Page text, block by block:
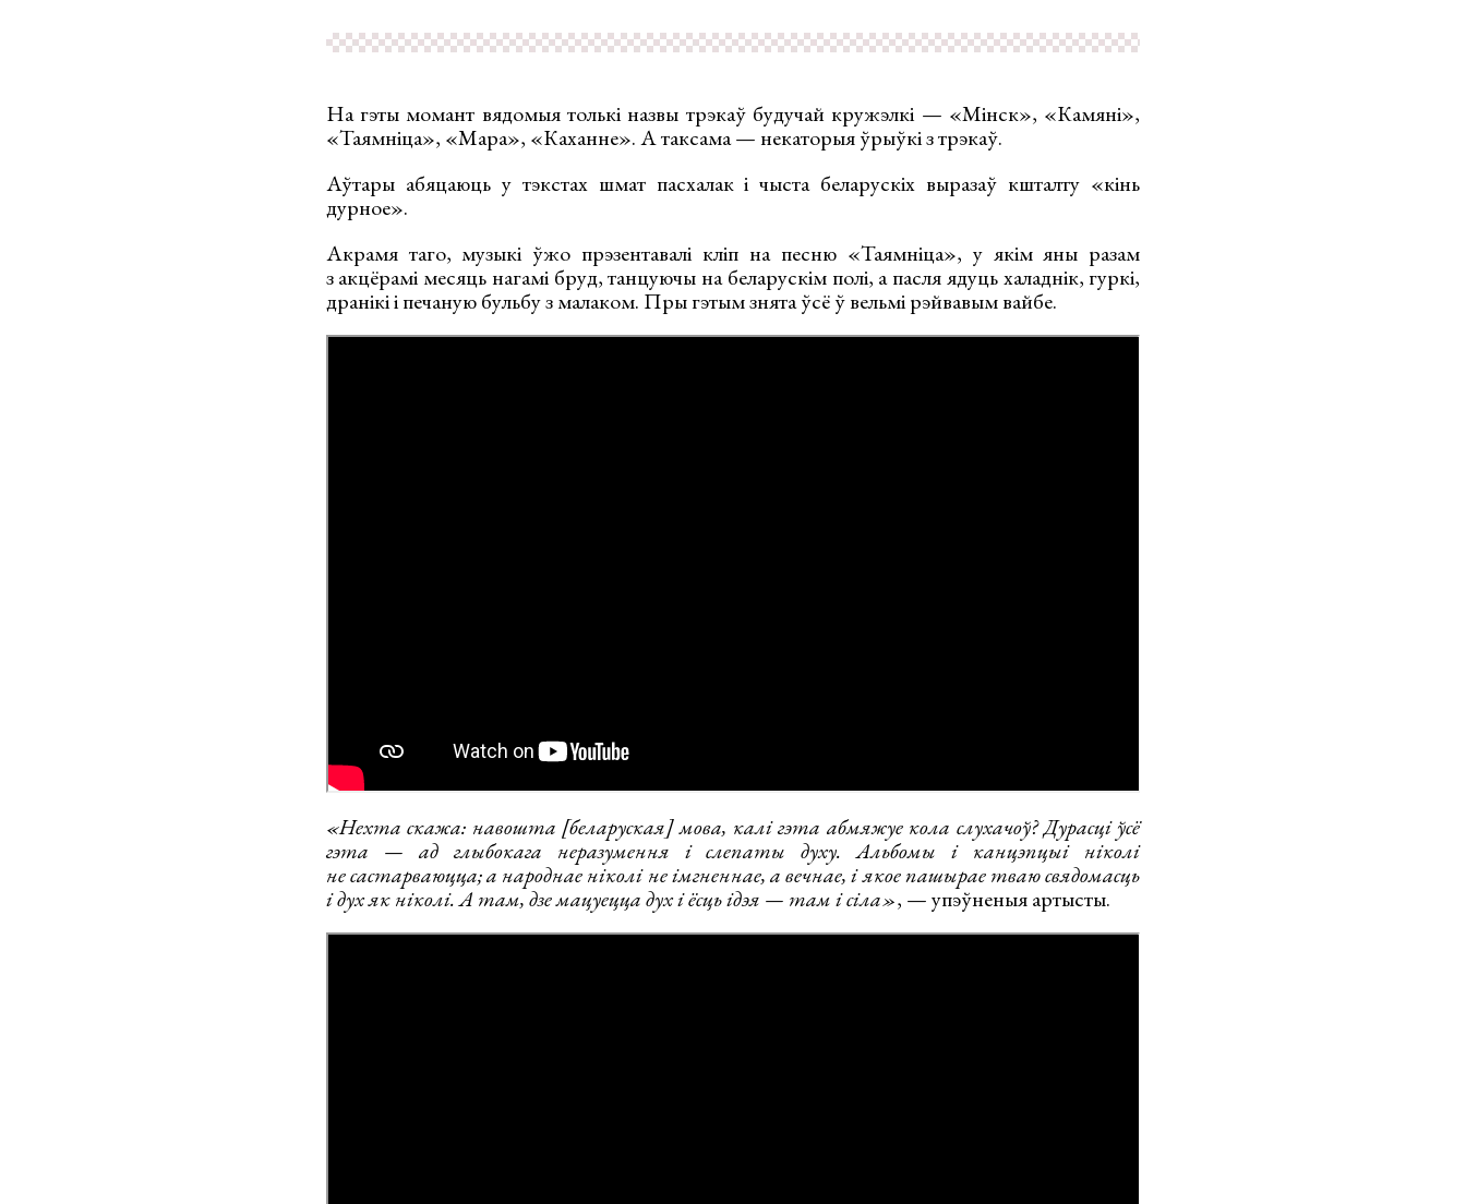
На гэты момант вядомыя толькі назвы трэкаў будучай кружэлкі — «Мінск», «Камяні»,
«Таямніца», «Мара», «Каханне». А таксама — некаторыя ўрыўкі з трэкаў.
Аўтары абяцаюць у тэкстах шмат пасхалак і чыста беларускіх выразаў кшталту «кінь
дурное».
Акрамя таго, музыкі ўжо прэзентавалі кліп на песню «Таямніца», у якім яны разам
з акцёрамі месяць нагамі бруд, танцуючы на беларускім полі, а пасля ядуць халаднік, гуркі,
дранікі і печаную бульбу з малаком. Пры гэтым знята ўсё ў вельмі рэйвавым вайбе.
«Нехта скажа: навошта [беларуская] мова, калі гэта абмяжуе кола слухачоў? Дурасці ўсё
гэта — ад глыбокага неразумення і слепаты духу. Альбомы і канцэпцыі ніколі
не састарваюцца; а народнае ніколі не імгненнае, а вечнае, і якое пашырае тваю свядомасць
і дух як ніколі. А там, дзе мацуецца дух і ёсць ідэя — там і сіла», — упэўненыя артысты.